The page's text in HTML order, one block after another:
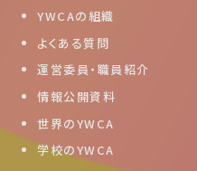
YWCAの組織
よくある質問
運営委員・職員紹介
情報公開資料
世界のYWCA
学校のYWCA